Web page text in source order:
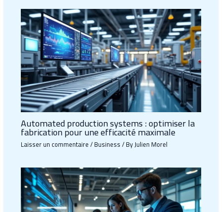
Automated production systems : optimiser la
fabrication pour une efficacité maximale
Laisser un commentaire/Business/ ByJulien Morel